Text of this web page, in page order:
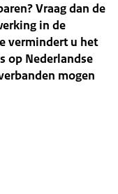
Vraag dan de
in de
vermindert u het
op Nederlandse
mogen